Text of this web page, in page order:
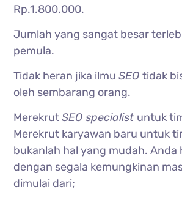
Rp.1.800.000.
Jumlah yang sangat besar
pemula.
Tidak heran jika ilmuSEOtidak
oleh sembarang orang.
MerekrutSEO specialist untuk
Merekrut karyawan baru untuk
bukanlah hal yang mudah. Anda
dengan segala kemungkinan
dimulai dari;